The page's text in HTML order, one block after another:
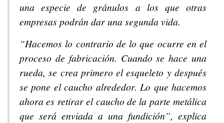
una especie de gránulos a los que otras
empresas podrán dar una segunda vida.
“Hacemos lo contrario de lo que ocurre en el
proceso de fabricación. Cuando se hace una
rueda, se crea primero el esqueleto y después
se pone el caucho alrededor. Lo que hacemos
ahora es retirar el caucho de la parte metálica
que será enviada a una fundición”, explica